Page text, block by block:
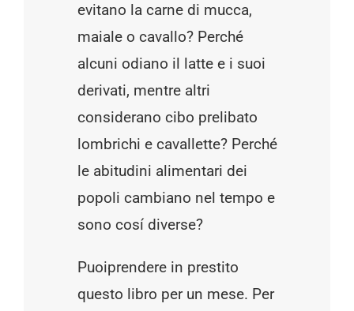
evitano la carne di mucca,
maiale o cavallo? Perché
alcuni odiano il latte e i suoi
derivati, mentre altri
considerano cibo prelibato
lombrichi e cavallette? Perché
le abitudini alimentari dei
popoli cambiano nel tempo e
sono cosí diverse?
Puoiprendere in prestito
questo libro per un mese. Per